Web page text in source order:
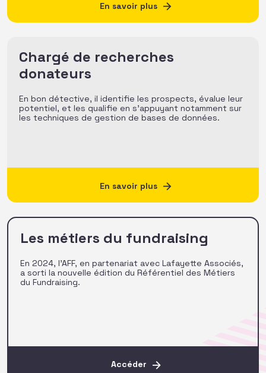
En savoir plus
Chargé de recherches
donateurs
En bon détective, il identifie les prospects, évalue leur
potentiel, et les qualifie en s’appuyant notamment sur
les techniques de gestion de bases de données.
En savoir plus
Les métiers du fundraising
En 2024, l’AFF, en partenariat avec Lafayette Associés,
a sorti la nouvelle édition du Référentiel des Métiers
du Fundraising.
Accéder